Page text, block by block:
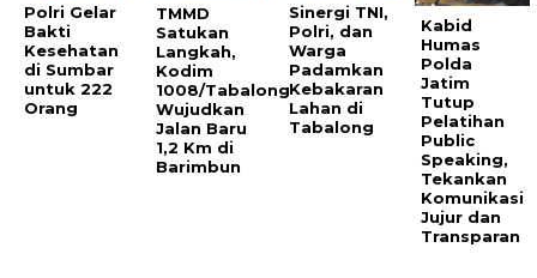
Polri Gelar
Bakti
Kesehatan
di Sumbar
untuk 222
Orang
TMMD
Satukan
Langkah,
Kodim
1008/Tabalong
Wujudkan
Jalan Baru
1,2 Km di
Barimbun
Sinergi TNI,
Polri, dan
Warga
Padamkan
Kebakaran
Lahan di
Tabalong
Kabid
Humas
Polda
Jatim
Tutup
Pelatihan
Public
Speaking,
Tekankan
Komunikasi
Jujur dan
Transparan